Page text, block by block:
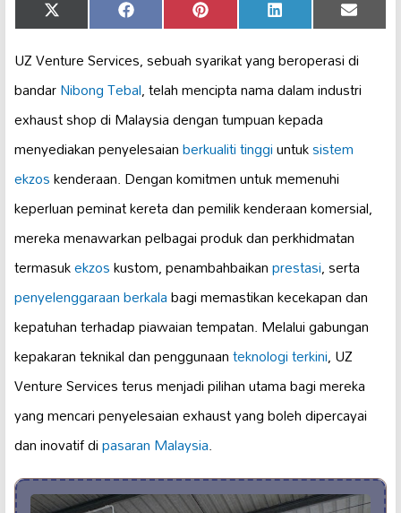
Share
on
X
(Twitter)
Share
on
Facebook Share
on
Pinterest Share
on
LinkedIn Share
on
Email
UZ Venture Services, sebuah syarikat yang beroperasi di
bandarNibong Tebal, telah mencipta nama dalam industri
exhaust shop di Malaysia dengan tumpuan kepada
menyediakan penyelesaianberkualiti tinggiuntuksistem
ekzoskenderaan. Dengan komitmen untuk memenuhi
keperluan peminat kereta dan pemilik kenderaan komersial,
mereka menawarkan pelbagai produk dan perkhidmatan
termasukekzoskustom, penambahbaikanprestasi, serta
penyelenggaraan berkalabagi memastikan kecekapan dan
kepatuhan terhadap piawaian tempatan. Melalui gabungan
kepakaran teknikal dan penggunaanteknologi terkini, UZ
Venture Services terus menjadi pilihan utama bagi mereka
yang mencari penyelesaian exhaust yang boleh dipercayai
dan inovatif dipasaran Malaysia.